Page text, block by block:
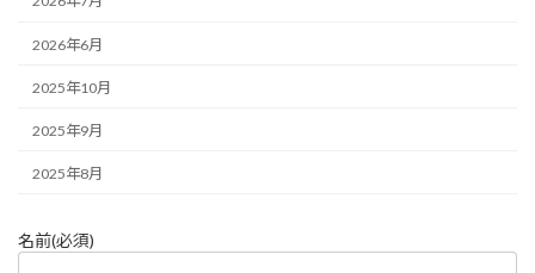
2026年6月
2025年10月
2025年9月
2025年8月
名前(必須)